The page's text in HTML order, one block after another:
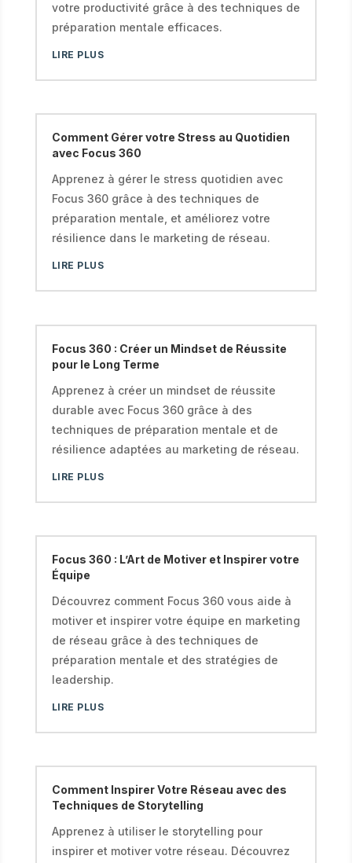
votre productivité grâce à des techniques de
préparation mentale efficaces.
LIRE PLUS
Comment Gérer votre Stress au Quotidien
avec Focus 360
Apprenez à gérer le stress quotidien avec
Focus 360 grâce à des techniques de
préparation mentale, et améliorez votre
résilience dans le marketing de réseau.
LIRE PLUS
Focus 360 : Créer un Mindset de Réussite
pour le Long Terme
Apprenez à créer un mindset de réussite
durable avec Focus 360 grâce à des
techniques de préparation mentale et de
résilience adaptées au marketing de réseau.
LIRE PLUS
Focus 360 : L’Art de Motiver et Inspirer votre
Équipe
Découvrez comment Focus 360 vous aide à
motiver et inspirer votre équipe en marketing
de réseau grâce à des techniques de
préparation mentale et des stratégies de
leadership.
LIRE PLUS
Comment Inspirer Votre Réseau avec des
Techniques de Storytelling
Apprenez à utiliser le storytelling pour
inspirer et motiver votre réseau. Découvrez